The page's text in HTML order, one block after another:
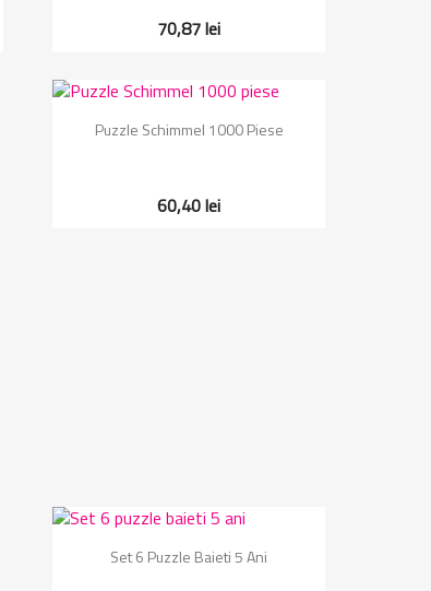
70,87 lei
Vizualizare rapida
Puzzle Schimmel 1000 Piese
60,40 lei
Vizualizare rapida
Set 6 Puzzle Baieti 5 Ani